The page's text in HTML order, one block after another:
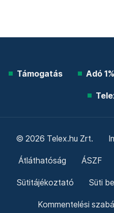
Támogatás Adó
© 2026 Telex.hu Zrt.
Átláthatóság ÁSZF
Sütitájékoztató Süti
Kommentelési